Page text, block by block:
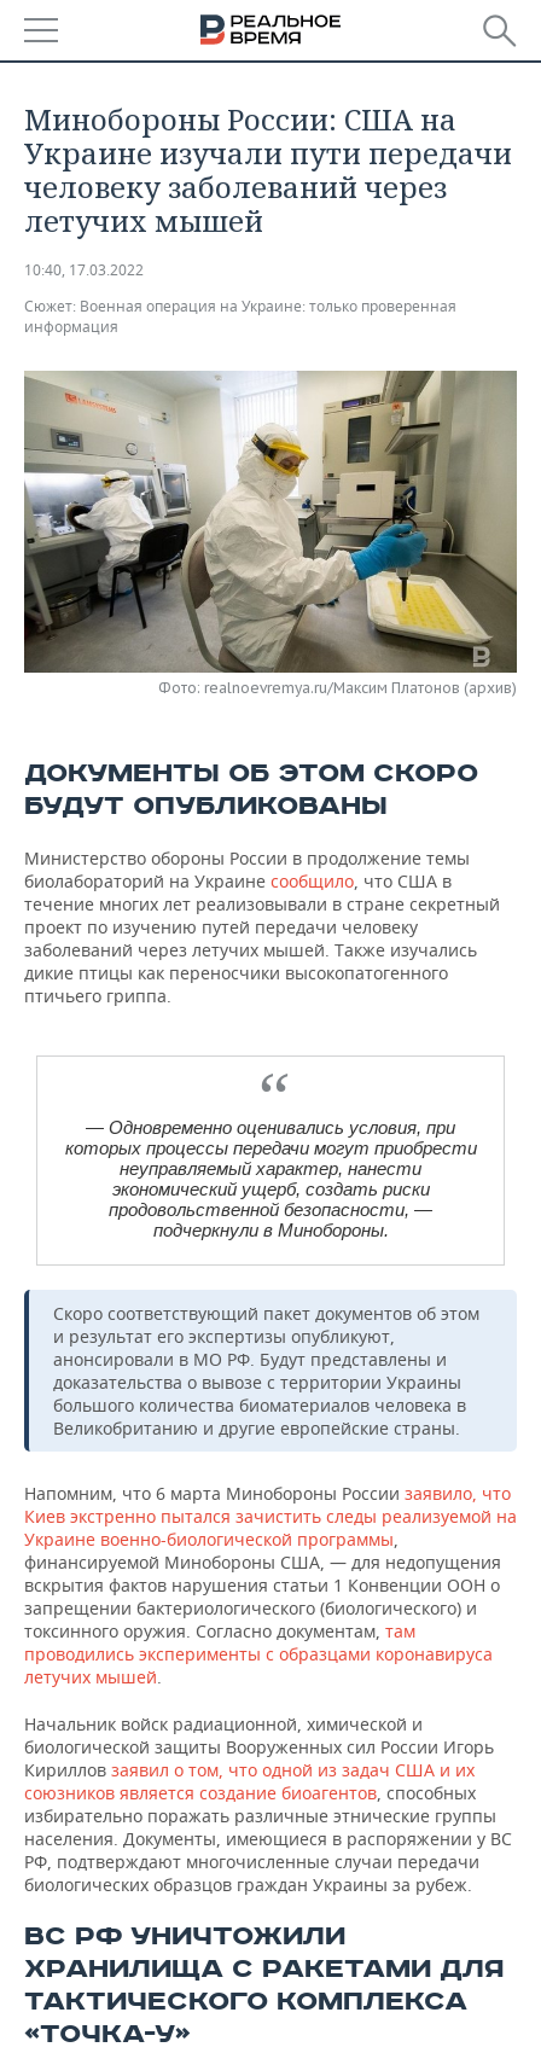
БАШКОРТОСТАН
ТАТАРСТАН
НОВОСТИ
АНАЛИТИКА
ДЕКЛАРАЦИИ О ДОХОДАХ
ВУЗЫ ТАТАРСТАНА
КОМУ ПРИНАДЛЕЖАТ
ТОРГОВЫЕ ЦЕНТРЫ
ТАТАРСТАНА
НОВОСТИ ЭКОНОМИКИ
БЮДЖЕТ
ИНВЕСТИЦИИ
ПРОМЫШЛЕННОСТЬ
ПРОМЫШЛЕННОСТИ
АГРОПРОМ
МАШИНОСТРОЕНИЕ
НЕФТЕХИМИЯ
НЕФТЬ
НЕДВИЖИМОСТЬ
НОВОСТИ НЕДВИЖИМОСТИ
НОВОСТИ АВТО
БИЗНЕС
НОВОСТИ БИЗНЕСА
РОЗНИЧНАЯ ТОРГОВЛЯ
ТРАНСПОРТ
ТЕХНОЛОГИИ
НОВОСТИ ТЕХНОЛОГИЙ
IT
МЕРОПРИЯТИЯ
НОВОСТИ МЕРОПРИЯТИЙ
ВЫЕЗДНАЯ РЕДАКЦИЯ
ONLINE-КОНФЕРЕНЦИИ
ОТКРЫТАЯ ЛЕКЦИЯ
СПОРТ
НОВОСТИ СПОРТА
ХОККЕЙ
БАСКЕТБОЛ
ВОЛЕЙБОЛ
КИБЕРСПОРТ
ХОККЕЙ С МЯЧОМ
ВЛАСТЬ
ИНФРАСТРУКТУРА
ИСТОРИЯ
КУЛЬТУРА
ПРОИСШЕСТВИЯ
СЮЖЕТЫ
СПРАВОЧНИК
СПИСОК ПЕРСОН
СПИСОК КОМПАНИЙ
ПОЛНАЯ ВЕРСИЯ
Минобороны России: США на
Украине изучали пути передачи
человеку заболеваний через
летучих мышей
10:40, 17.03.2022
Сюжет: Военная операция на Украине: только проверенная
информация
Фото: realnoevremya.ru/Максим Платонов (архив)
ДОКУМЕНТЫ ОБ ЭТОМ СКОРО
БУДУТ ОПУБЛИКОВАНЫ
Министерство обороны России в продолжение темы
биолабораторий на Украине сообщило, что США в
течение многих лет реализовывали в стране секретный
проект по изучению путей передачи человеку
заболеваний через летучих мышей. Также изучались
дикие птицы как переносчики высокопатогенного
птичьего гриппа.
— Одновременно оценивались условия, при
которых процессы передачи могут приобрести
неуправляемый характер, нанести
экономический ущерб, создать риски
продовольственной безопасности, —
подчеркнули в Минобороны.
Скоро соответствующий пакет документов об этом
и результат его экспертизы опубликуют,
анонсировали в МО РФ. Будут представлены и
доказательства о вывозе с территории Украины
большого количества биоматериалов человека в
Великобританию и другие европейские страны.
Напомним, что 6 марта Минобороны России заявило, что
Киев экстренно пытался зачистить следы реализуемой на
Украине военно-биологической программы,
финансируемой Минобороны США, — для недопущения
вскрытия фактов нарушения статьи 1 Конвенции ООН о
запрещении бактериологического (биологического) и
токсинного оружия. Согласно документам, там
проводились эксперименты с образцами коронавируса
летучих мышей.
Начальник войск радиационной, химической и
биологической защиты Вооруженных сил России Игорь
Кириллов заявил о том, что одной из задач США и их
союзников является создание биоагентов, способных
избирательно поражать различные этнические группы
населения. Документы, имеющиеся в распоряжении у ВС
РФ, подтверждают многочисленные случаи передачи
биологических образцов граждан Украины за рубеж.
ВС РФ УНИЧТОЖИЛИ
ХРАНИЛИЩА С РАКЕТАМИ ДЛЯ
ТАКТИЧЕСКОГО КОМПЛЕКСА
«ТОЧКА-У»